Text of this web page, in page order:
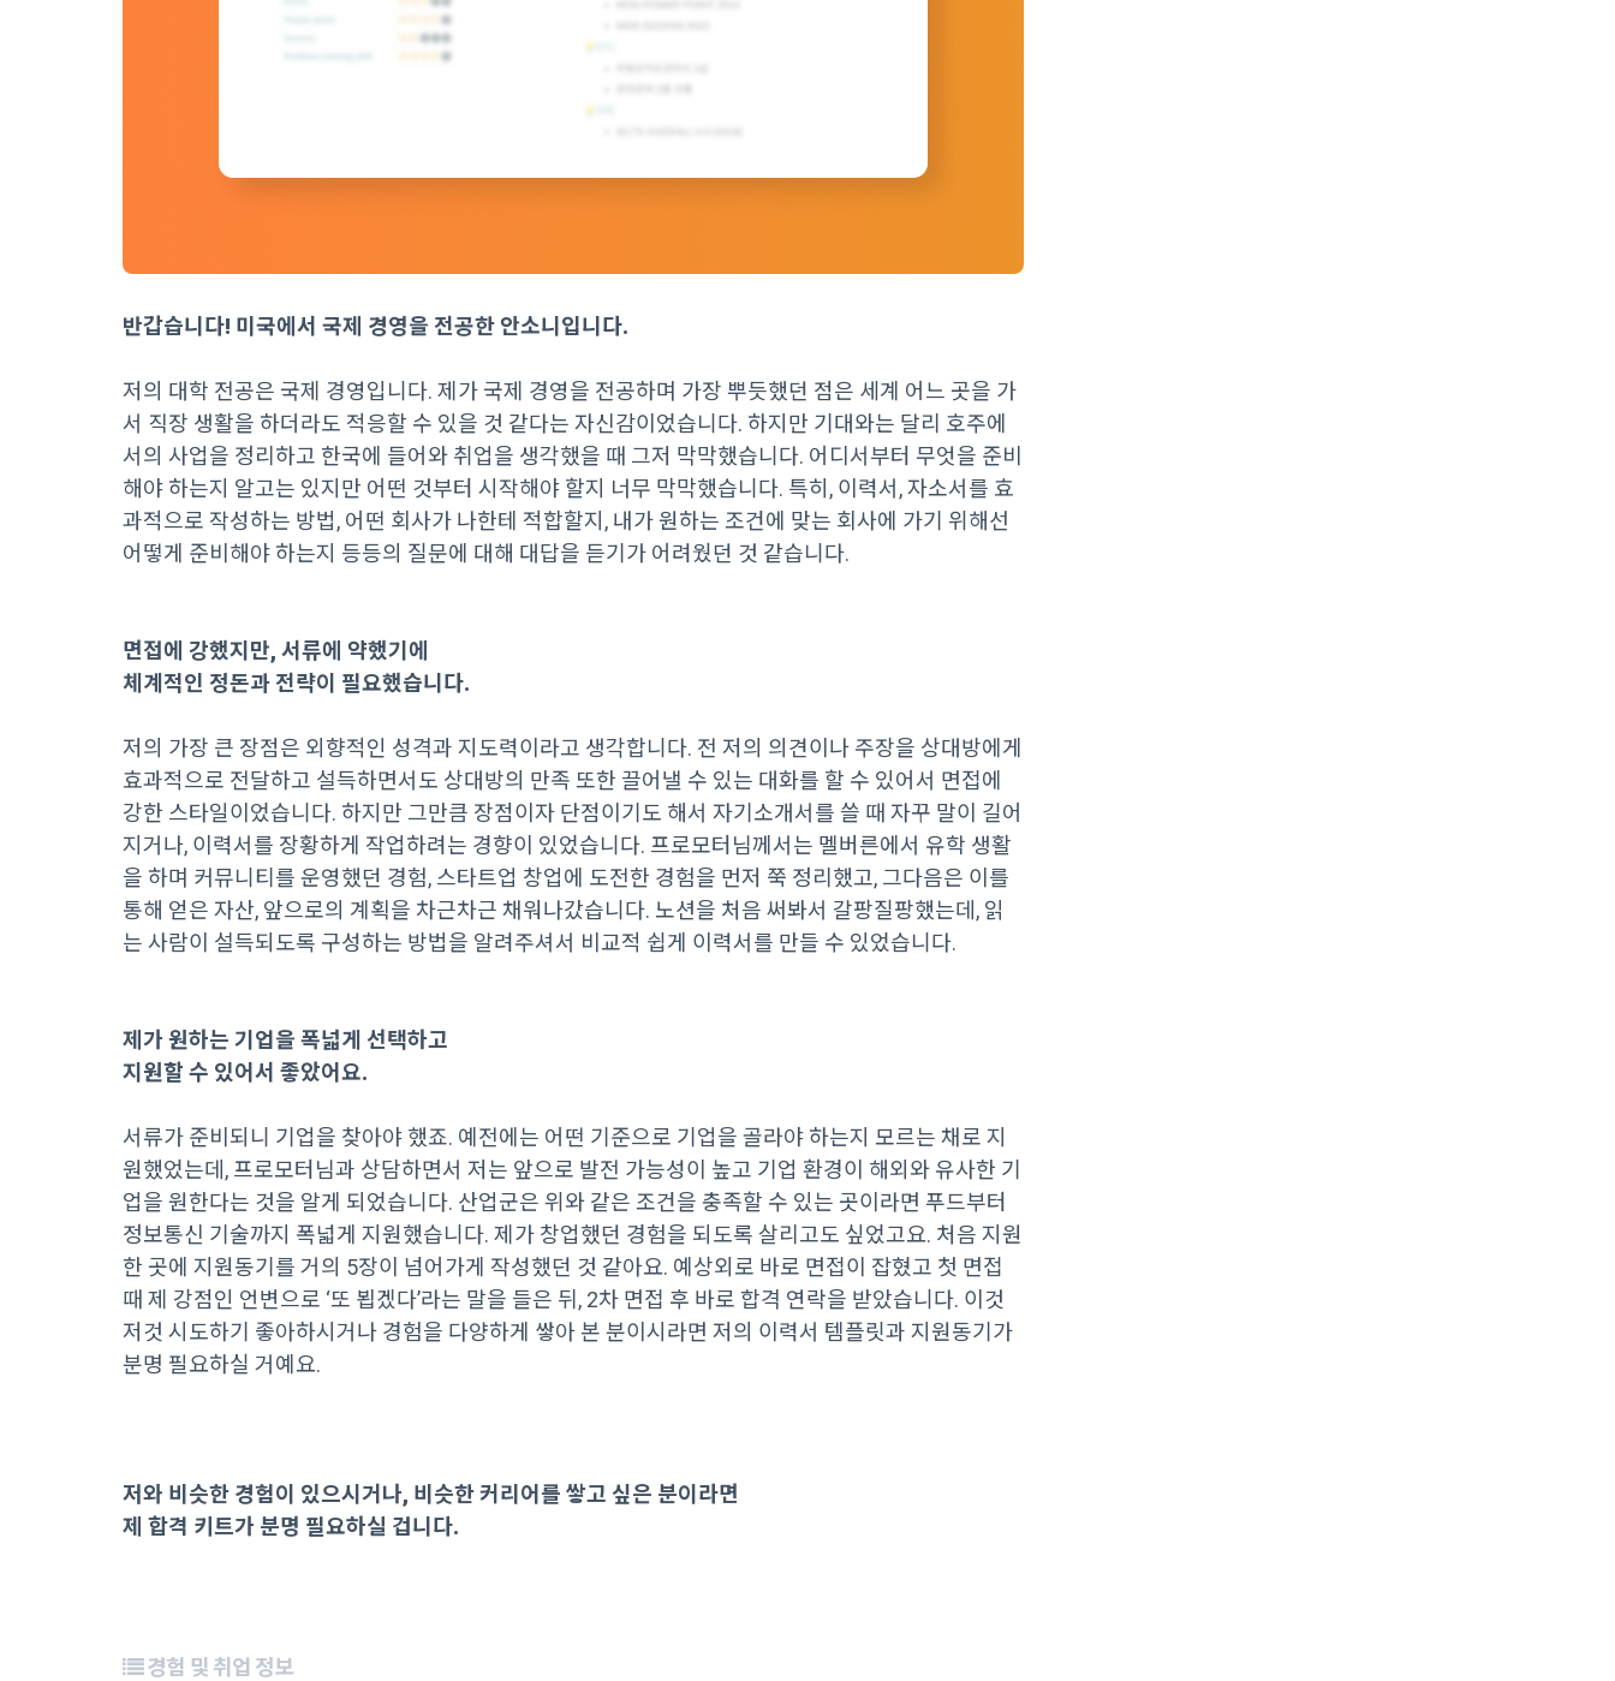
반갑습니다! 미국에서 국제 경영을 전공한 안소니입니다.
저의 대학 전공은 국제 경영입니다. 제가 국제 경영을 전공하며 가장 뿌듯했던 점은 세계 어느 곳을 가
서 직장 생활을 하더라도 적응할 수 있을 것 같다는 자신감이었습니다. 하지만 기대와는 달리 호주에
서의 사업을 정리하고 한국에 들어와 취업을 생각했을 때 그저 막막했습니다. 어디서부터 무엇을 준비
해야 하는지 알고는 있지만 어떤 것부터 시작해야 할지 너무 막막했습니다. 특히, 이력서, 자소서를 효
과적으로 작성하는 방법, 어떤 회사가 나한테 적합할지, 내가 원하는 조건에 맞는 회사에 가기 위해선
어떻게 준비해야 하는지 등등의 질문에 대해 대답을 듣기가 어려웠던 것 같습니다.
면접에 강했지만, 서류에 약했기에
체계적인 정돈과 전략이 필요했습니다.
저의 가장 큰 장점은 외향적인 성격과 지도력이라고 생각합니다. 전 저의 의견이나 주장을 상대방에게
효과적으로 전달하고 설득하면서도 상대방의 만족 또한 끌어낼 수 있는 대화를 할 수 있어서 면접에
강한 스타일이었습니다. 하지만 그만큼 장점이자 단점이기도 해서 자기소개서를 쓸 때 자꾸 말이 길어
지거나, 이력서를 장황하게 작업하려는 경향이 있었습니다. 프로모터님께서는 멜버른에서 유학 생활
을 하며 커뮤니티를 운영했던 경험, 스타트업 창업에 도전한 경험을 먼저 쭉 정리했고, 그다음은 이를
통해 얻은 자산, 앞으로의 계획을 차근차근 채워나갔습니다. 노션을 처음 써봐서 갈팡질팡했는데, 읽
는 사람이 설득되도록 구성하는 방법을 알려주셔서 비교적 쉽게 이력서를 만들 수 있었습니다.
제가 원하는 기업을 폭넓게 선택하고
지원할 수 있어서 좋았어요.
서류가 준비되니 기업을 찾아야 했죠. 예전에는 어떤 기준으로 기업을 골라야 하는지 모르는 채로 지
원했었는데, 프로모터님과 상담하면서 저는 앞으로 발전 가능성이 높고 기업 환경이 해외와 유사한 기
업을 원한다는 것을 알게 되었습니다. 산업군은 위와 같은 조건을 충족할 수 있는 곳이라면 푸드부터
정보통신 기술까지 폭넓게 지원했습니다. 제가 창업했던 경험을 되도록 살리고도 싶었고요. 처음 지원
한 곳에 지원동기를 거의 5장이 넘어가게 작성했던 것 같아요. 예상외로 바로 면접이 잡혔고 첫 면접
때 제 강점인 언변으로 ‘또 뵙겠다’라는 말을 들은 뒤, 2차 면접 후 바로 합격 연락을 받았습니다. 이것
저것 시도하기 좋아하시거나 경험을 다양하게 쌓아 본 분이시라면 저의 이력서 템플릿과 지원동기가
분명 필요하실 거예요.
저와 비슷한 경험이 있으시거나, 비슷한 커리어를 쌓고 싶은 분이라면
제 합격 키트가 분명 필요하실 겁니다.
경험 및 취업 정보